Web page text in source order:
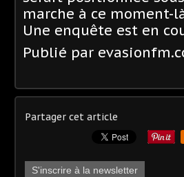
marche à ce moment-
Une enquête est en
Publié par
Partager cet article
S'inscrire à la newsletter